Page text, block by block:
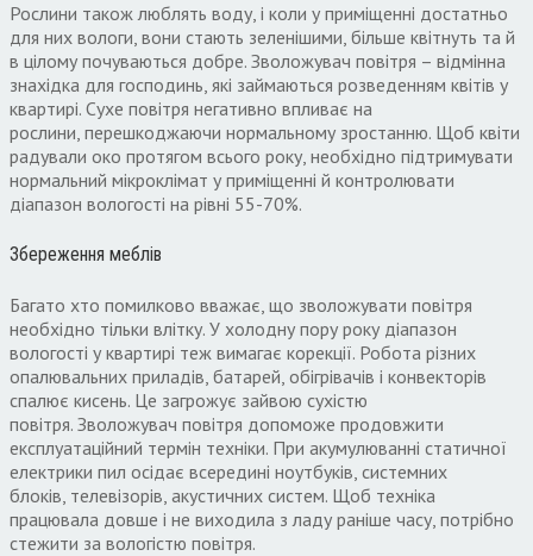
Рослини також люблять воду, і коли у приміщенні достатньо
для них вологи, вони стають зеленішими, більше квітнуть та й
в цілому почуваються добре. Зволожувач повітря – відмінна
знахідка для господинь, які займаються розведенням квітів у
квартирі. Сухе повітря негативно впливає на
рослини, перешкоджаючи нормальному зростанню. Щоб квіти
радували око протягом всього року, необхідно підтримувати
нормальний мікроклімат у приміщенні й контролювати
діапазон вологості на рівні 55-70%.
Збереження меблів
Багато хто помилково вважає що зволожувати повітря
необхідно тільки влітку. У холодну пору року діапазон
вологості у квартирі теж вимагає корекції. Робота різних
опалювальних приладів батарей обігрівачів і конвекторів
спалює кисень. Це загрожує зайвою сухістю
повітря. Зволожувач повітря допоможе продовжити
експлуатаційний термін техніки. При акумулюванні статичної
електрики пил осідає всередині ноутбуків системних
блоків телевізорів акустичних систем. Щоб техніка
працювала довше і не виходила з ладу раніше часу потрібно
стежити за вологістю повітря.